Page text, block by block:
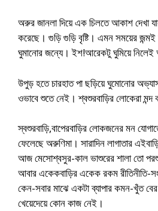
অরুর জানলা দিয়ে এক চিলতে আকাশ দেখা
করেছে। গুড়ি গুড়ি বৃষ্টি। এমন সময়ের জন্মই
ঘুমানোর জন্যে। ইশ!আরেকটু ঘুমিয়ে নিলেই
উপুড় হতে চারহাত পা ছড়িয়ে ঘুমোনোর
ওভাবে শুতে নেই। শ্বশুরবাড়ির লোকেরা মন্দ
স্বশুরবাড়ি,বাপেরবাড়ির লোকজনের মন
ফেলেছে অরুণিমা। সারাদিন লাগাতার
আজ মেসোশ্বসুর-কাল ভাশুরের শালা তো
আবার একেকবাড়ির একেক রকম রীতিনীতি-
কেন-সবার মাঝে একটা ব্যাপার কমন-খুঁত
খেয়েদেয়ে কোন কাজ নেই।